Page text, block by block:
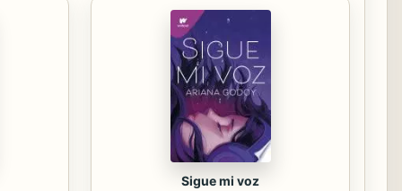
Sigue mi voz